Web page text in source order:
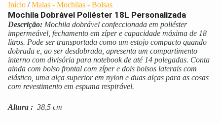
Início /Malas - Mochilas - Bolsas
Mochila Dobrável Poliéster 18L Personalizada
Descrição: Mochila dobrável confeccionada em poliéster
impermeável, fechamento em zíper e capacidade máxima de 18
litros. Pode ser transportada como um estojo compacto quando
dobrada e, ao ser desdobrada, apresenta um compartimento
interno com divisória para notebook de até 14 polegadas. Conta
ainda com bolso frontal com zíper e dois bolsos laterais com
elástico, uma alça superior em nylon e duas alças para as cosas
com revestimento em espuma respirável.
Altura : 38,5 cm